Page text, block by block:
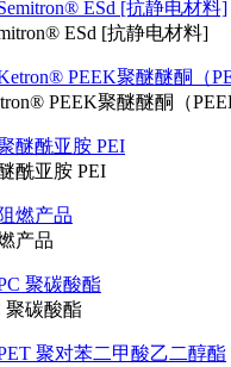
ESd [抗静电材料]
PEEK聚醚醚酮（
酰亚胺 PEI
产品
聚碳酸酯